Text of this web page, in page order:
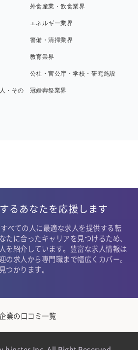
外食産業・飲食業界
エネルギー業界
警備・清掃業界
教育業界
公社・官公庁・学校・研究施設
・その
冠婚葬祭業界
るあなたを応援します
べての人に最適な求人を提供する転
たに合ったキャリアを見つけるため、
を紹介しています。豊富な求人情報は
の求人から専門職まで幅広くカバー。
つかります。
業の口コミ一覧